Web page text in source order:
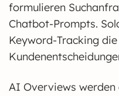
formulieren
Chatbot-Prompts.
Keyword-Tracking
AI Overviews